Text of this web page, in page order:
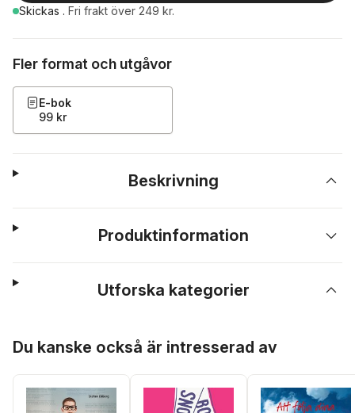
Skickas . Fri frakt över 249 kr.
Fler format och utgåvor
E-bok
99 kr
Beskrivning
Produktinformation
Utforska kategorier
Du kanske också är intresserad av